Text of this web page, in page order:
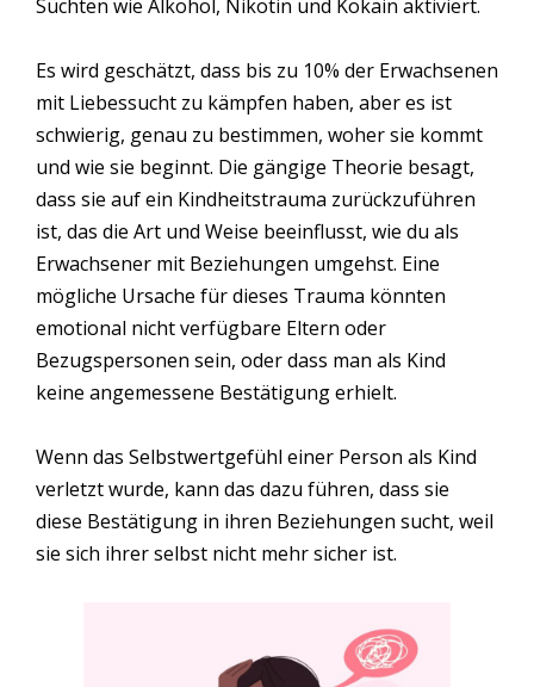
Süchten wie Alkohol, Nikotin und Kokain aktiviert.
Es wird geschätzt, dass bis zu 10% der Erwachsenen
mit Liebessucht zu kämpfen haben, aber es ist
schwierig, genau zu bestimmen, woher sie kommt
und wie sie beginnt. Die gängige Theorie besagt,
dass sie auf ein Kindheitstrauma zurückzuführen
ist, das die Art und Weise beeinflusst, wie du als
Erwachsener mit Beziehungen umgehst. Eine
mögliche Ursache für dieses Trauma könnten
emotional nicht verfügbare Eltern oder
Bezugspersonen sein, oder dass man als Kind
keine angemessene Bestätigung erhielt.
Wenn das Selbstwertgefühl einer Person als Kind
verletzt wurde, kann das dazu führen, dass sie
diese Bestätigung in ihren Beziehungen sucht, weil
sie sich ihrer selbst nicht mehr sicher ist.